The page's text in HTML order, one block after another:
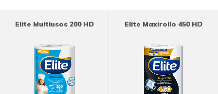
Elite Multiusos 200 HD Elite Maxirollo 450 HD